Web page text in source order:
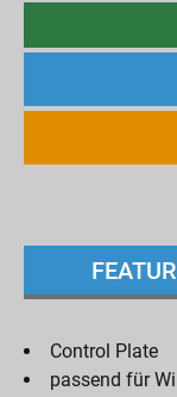
Control Plate
passend für